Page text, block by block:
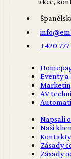
+420
Eventy
AV
Napsali
Naši
Kontakty
Zásady
Zásady